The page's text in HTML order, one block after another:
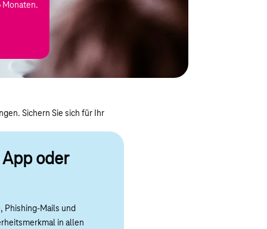
Monaten.
Sichern Sie sich für Ihr
oder
Phishing-Mails und
in allen